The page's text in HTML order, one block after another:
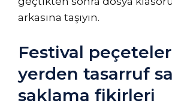
arkasına taşıyın.
Festival
yerden tasarruf
saklama fikirleri